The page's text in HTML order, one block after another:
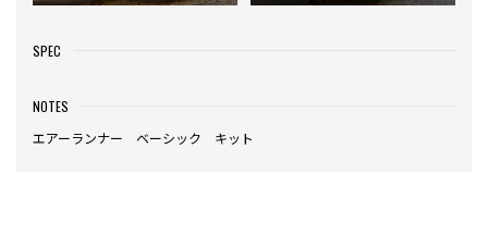
SPEC
NOTES
エアーランナー ベーシック キット